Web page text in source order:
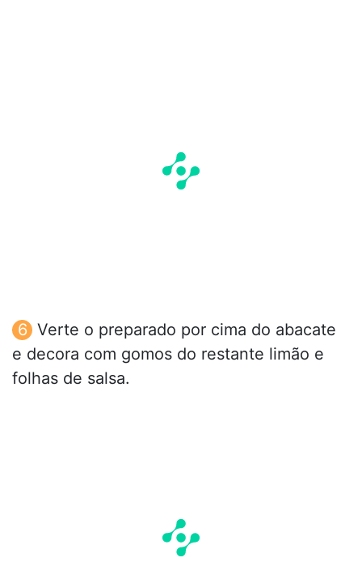
Verte o preparado por cima do abacate
e decora com gomos do restante limão e
folhas de salsa.